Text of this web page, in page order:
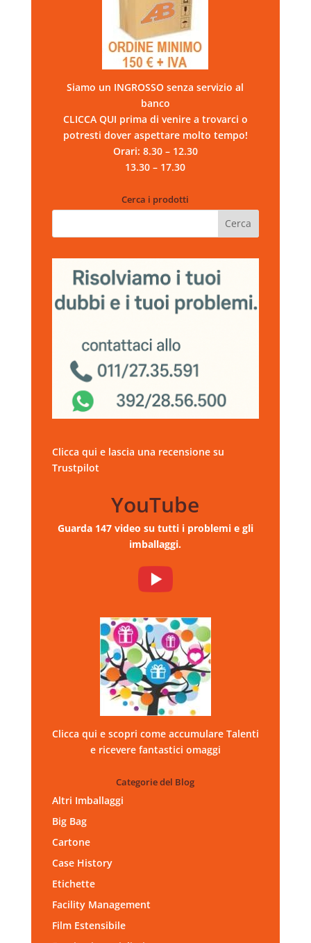
Siamo un INGROSSO senza servizio al
banco
CLICCA QUI prima di venire a trovarci o
potresti dover aspettare molto tempo!
Orari: 8.30 – 12.30
13.30 – 17.30
Cerca i prodotti
Clicca qui e lascia una recensione su
Trustpilot
YouTube
Guarda 147 video su tutti i problemi e gli
imballaggi.
Clicca qui e scopri come accumulare Talenti
e ricevere fantastici omaggi
Categorie del Blog
Altri Imballaggi
Big Bag
Cartone
Case History
Etichette
Facility Management
Film Estensibile